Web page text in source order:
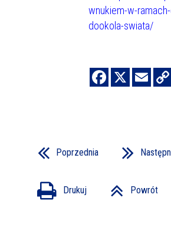
wnukiem-w-
dookola-swiata/
Poprzednia
Drukuj Powrót